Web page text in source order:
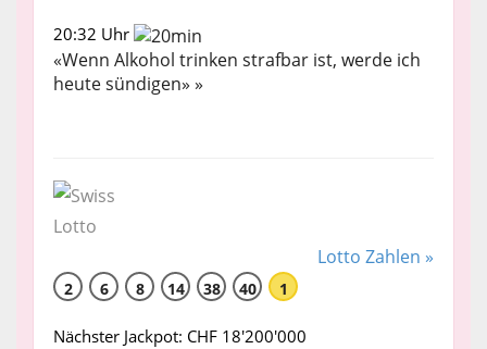
20:32 Uhr
«Wenn Alkohol trinken strafbar ist, werde ich
heute sündigen» »
Lotto Zahlen »
2 6 8 14 38 40 1
Nächster Jackpot: CHF 18'200'000